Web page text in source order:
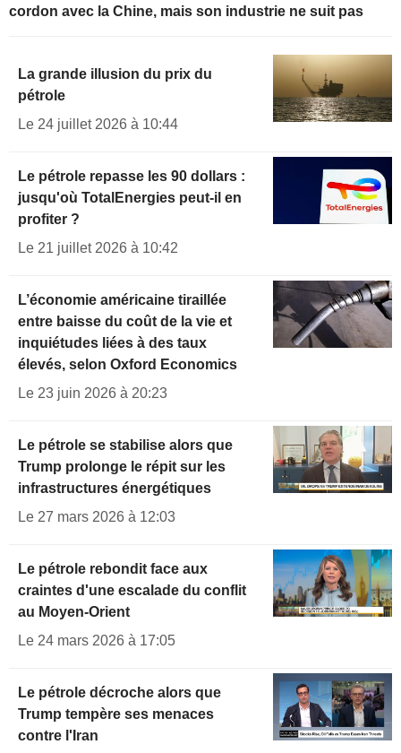
cordon avec la Chine, mais son industrie ne suit pas
La grande illusion du prix du
pétrole
Le 24 juillet 2026 à 10:44
Le pétrole repasse les 90 dollars :
jusqu'où TotalEnergies peut-il en
profiter ?
Le 21 juillet 2026 à 10:42
L’économie américaine tiraillée
entre baisse du coût de la vie et
inquiétudes liées à des taux
élevés, selon Oxford Economics
Le 23 juin 2026 à 20:23
Le pétrole se stabilise alors que
Trump prolonge le répit sur les
infrastructures énergétiques
Le 27 mars 2026 à 12:03
Le pétrole rebondit face aux
craintes d'une escalade du conflit
au Moyen-Orient
Le 24 mars 2026 à 17:05
Le pétrole décroche alors que
Trump tempère ses menaces
contre l'Iran